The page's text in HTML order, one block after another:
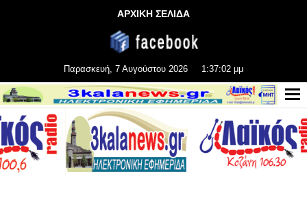
ΑΡΧΙΚΗ ΣΕΛΙΔΑ
Παρασκευή, 7 Αυγούστου 2026 1:37:02 μμ